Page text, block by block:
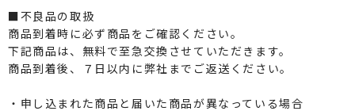
■不良品の取扱
商品到着時に必ず商品をご確認ください。
下記商品は、無料で至急交換させていただきます。
商品到着後、７日以内に弊社までご返送ください。
・申し込まれた商品と届いた商品が異なっている場合